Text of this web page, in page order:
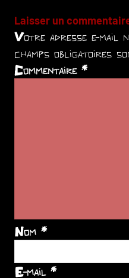
Laisser un
Votre adresse e-mail
champs obligatoires
Commentaire *
Nom *
E-mail *